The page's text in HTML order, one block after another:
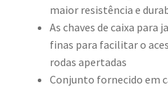
maior resistência e
As chaves de caixa para
finas para facilitar o
rodas apertadas
Conjunto fornecido em